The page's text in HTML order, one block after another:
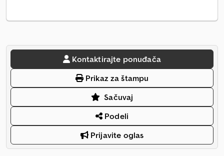
Kontaktirajte ponuđača
Prikaz za štampu
Sačuvaj
Podeli
Prijavite oglas